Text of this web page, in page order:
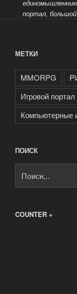
портал,
МЕТКИ
MMORPG
Игровой портал
Компьютерные
ПОИСК
COUNTER +